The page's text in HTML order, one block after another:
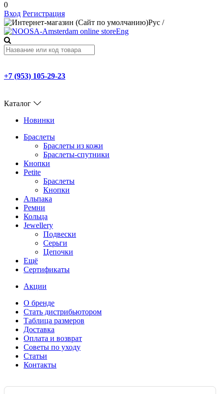
0
Вход Регистрация
Рус /
Eng
+7 (953) 105-29-23
Каталог
Новинки
Браслеты
Браслеты из кожи
Браслеты-спутники
Кнопки
Petite
Браслеты
Кнопки
Альпака
Ремни
Кольца
Jewellery
Подвески
Серьги
Цепочки
Ещё
Сертификаты
Акции
О бренде
Стать дистрибьютором
Таблица размеров
Доставка
Оплата и возврат
Советы по уходу
Статьи
Контакты